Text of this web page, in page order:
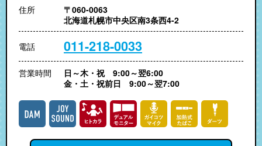
住所
〒060-0063
北海道札幌市中央区南3条西4-2
電話 011-218-0033
営業時間
日～木・祝 9:00～翌6:00
金・土・祝前日 9:00～翌7:00